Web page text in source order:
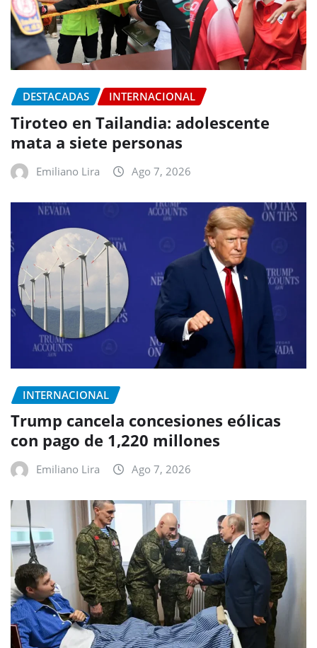
DESTACADAS INTERNACIONAL
Tiroteo en Tailandia: adolescente
mata a siete personas
Emiliano Lira Ago 7, 2026
INTERNACIONAL
Trump cancela concesiones eólicas
con pago de 1,220 millones
Emiliano Lira Ago 7, 2026